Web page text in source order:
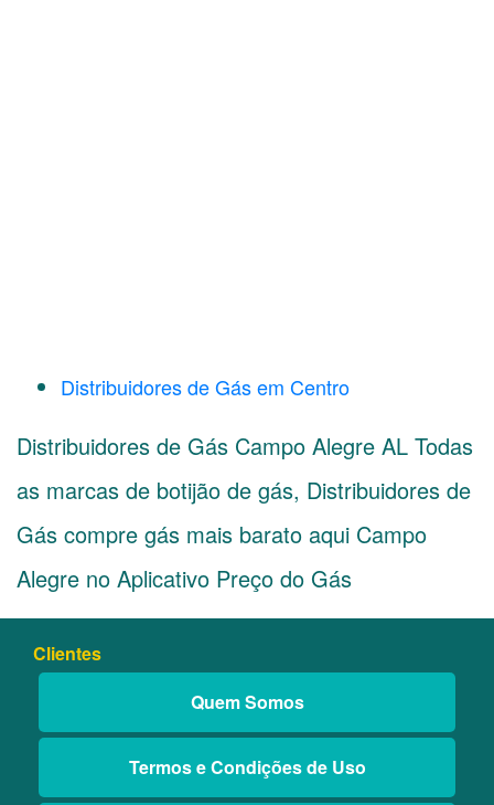
Distribuidores de Gás em Centro
Distribuidores de Gás Campo Alegre AL Todas
as marcas de botijão de gás, Distribuidores de
Gás compre gás mais barato aqui Campo
Alegre no Aplicativo Preço do Gás
Clientes
Quem Somos
Termos e Condições de Uso